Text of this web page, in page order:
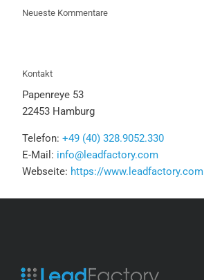
Neueste Kommentare
Kontakt
Papenreye 53
22453 Hamburg
Telefon: +49 (40) 328.9052.330
E-Mail: info@leadfactory.com
Webseite: https://www.leadfactory.com